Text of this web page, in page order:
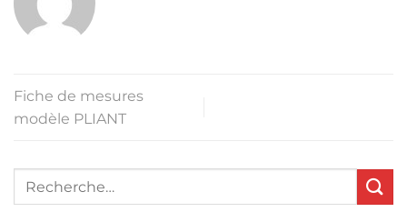
Fiche de mesures
modèle PLIANT